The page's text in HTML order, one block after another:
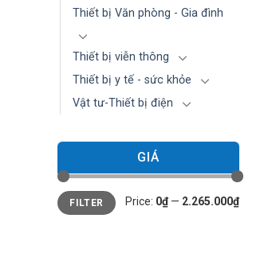
Thiết bị Văn phòng - Gia đình
Thiết bị viễn thông
Thiết bị y tế - sức khỏe
Vật tư-Thiết bị điện
GIÁ
Min
price
Max
priceFILTER Price: 0₫ — 2.265.000₫